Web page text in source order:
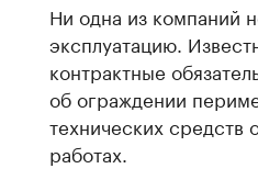
Ни одна из компаний
эксплуатацию.
контрактные
об ограждении
технических средств
работах.